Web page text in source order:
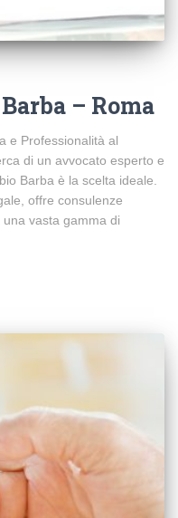
– Roma
e Professionalità al
di un avvocato esperto e
Barba è la scelta ideale.
offre consulenze
vasta gamma di